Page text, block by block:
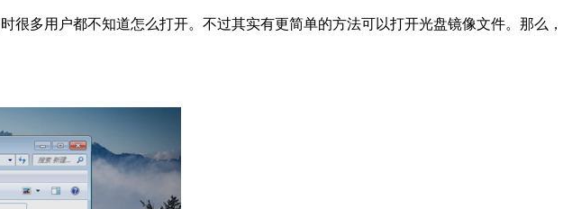
多用户都不知道怎么打开。不过其实有更简单的方法可以打开光盘镜像文件。那么，